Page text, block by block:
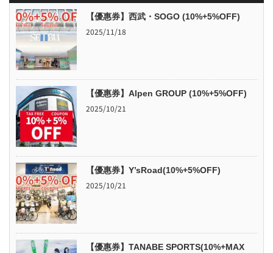
【優惠券】西武・SOGO (10%+5%OFF)
2025/11/18
【優惠券】Alpen GROUP (10%+5%OFF)
2025/10/21
【優惠券】Y’sRoad(10%+5%OFF)
2025/10/21
【優惠券】TANABE SPORTS(10%+MAX